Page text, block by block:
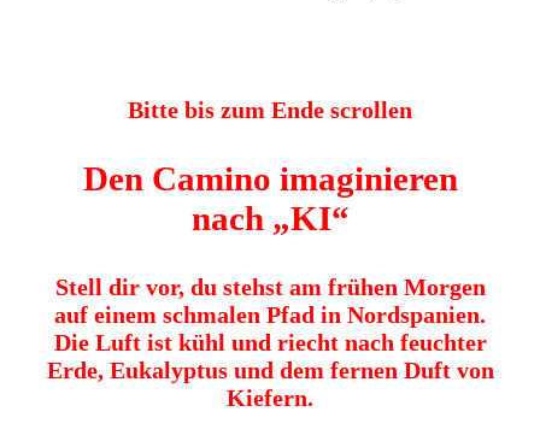
Bitte bis zum Ende scrollen
Den Camino imaginieren
nach „KI“
Stell dir vor, du stehst am frühen Morgen
auf einem schmalen Pfad in Nordspanien.
Die Luft ist kühl und riecht nach feuchter
Erde, Eukalyptus und dem fernen Duft von
Kiefern.